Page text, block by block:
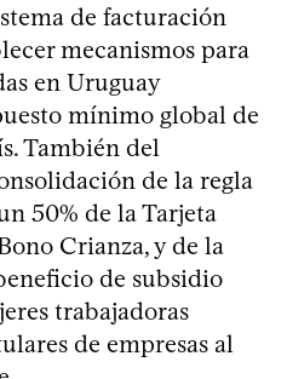
de facturación
mecanismos para
en Uruguay
mínimo global de
También del
de la regla
50% de la Tarjeta
Crianza, y de la
de subsidio
trabajadoras
de empresas al